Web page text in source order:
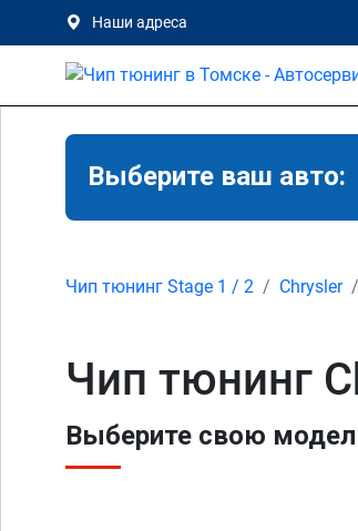
Наши адреса
Выберите ваш авто:
Чип тюнинг Stage 1 / 2 Chrysler
Чип тюнинг
Выберите свою